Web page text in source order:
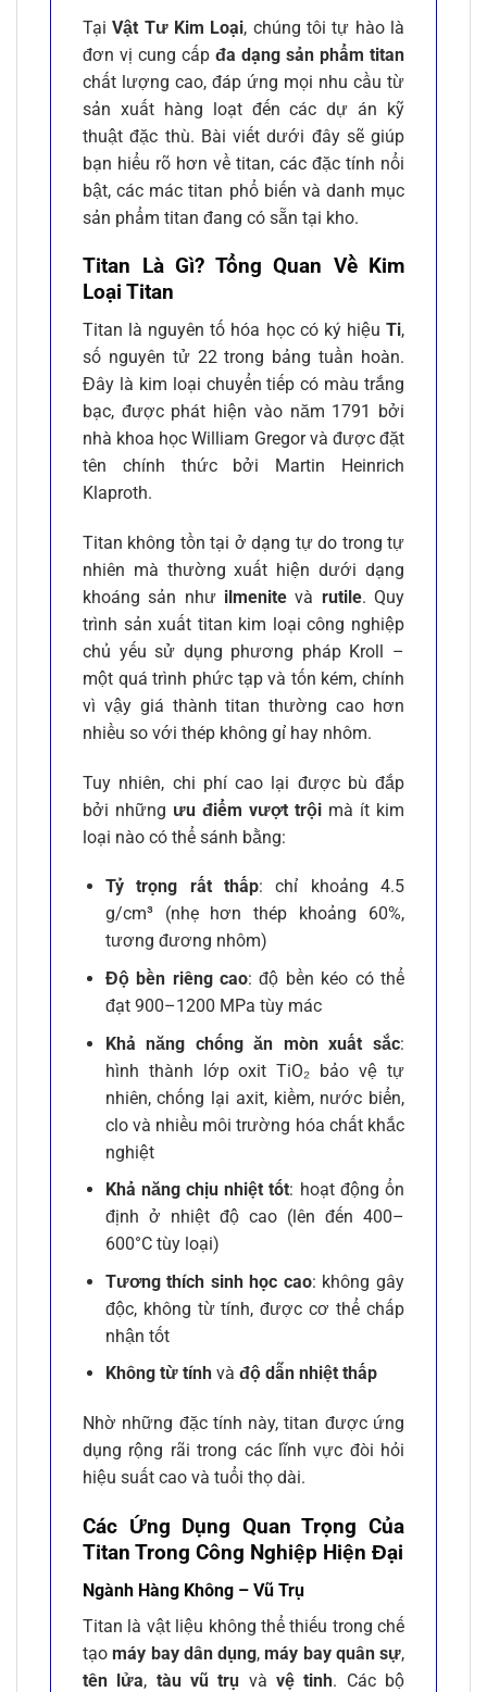
TạiVật Tư Kim Loại, chúng tôi tự hào là
đơn vị cung cấp đa dạng sản phẩm titan
chất lượng cao, đáp ứng mọi nhu cầu từ
sản xuất hàng loạt đến các dự án kỹ
thuật đặc thù. Bài viết dưới đây sẽ giúp
bạn hiểu rõ hơn về titan, các đặc tính nổi
bật, các mác titan phổ biến và danh mục
sản phẩm titan đang có sẵn tại kho.
Titan Là Gì? Tổng Quan Về Kim
Loại Titan
Titan là nguyên tố hóa học có ký hiệu Ti,
số nguyên tử 22 trong bảng tuần hoàn.
Đây là kim loại chuyển tiếp có màu trắng
bạc, được phát hiện vào năm 1791 bởi
nhà khoa học William Gregor và được đặt
tên chính thức bởi Martin Heinrich
Klaproth.
Titan không tồn tại ở dạng tự do trong tự
nhiên mà thường xuất hiện dưới dạng
khoáng sản như ilmenite và rutile. Quy
trình sản xuất titan kim loại công nghiệp
chủ yếu sử dụng phương pháp Kroll –
một quá trình phức tạp và tốn kém, chính
vì vậy giá thành titan thường cao hơn
nhiều so với thép không gỉ hay nhôm.
Tuy nhiên, chi phí cao lại được bù đắp
bởi những ưu điểm vượt trội mà ít kim
loại nào có thể sánh bằng:
Tỷ trọng rất thấp: chỉ khoảng 4.5
g/cm³ (nhẹ hơn thép khoảng 60%,
tương đương nhôm)
Độ bền riêng cao: độ bền kéo có thể
đạt 900–1200 MPa tùy mác
Khả năng chống ăn mòn xuất sắc:
hình thành lớp oxit TiO₂ bảo vệ tự
nhiên, chống lại axit, kiềm, nước biển,
clo và nhiều môi trường hóa chất khắc
nghiệt
Khả năng chịu nhiệt tốt: hoạt động ổn
định ở nhiệt độ cao (lên đến 400–
600°C tùy loại)
Tương thích sinh học cao: không gây
độc, không từ tính, được cơ thể chấp
nhận tốt
Không từ tínhvà độ dẫn nhiệt thấp
Nhờ những đặc tính này, titan được ứng
dụng rộng rãi trong các lĩnh vực đòi hỏi
hiệu suất cao và tuổi thọ dài.
Các Ứng Dụng Quan Trọng Của
Titan Trong Công Nghiệp Hiện Đại
Ngành Hàng Không – Vũ Trụ
Titan là vật liệu không thể thiếu trong chế
tạomáy bay dân dụng,máy bay quân sự,
tên lửa, tàu vũ trụ vàvệ tinh. Các bộ